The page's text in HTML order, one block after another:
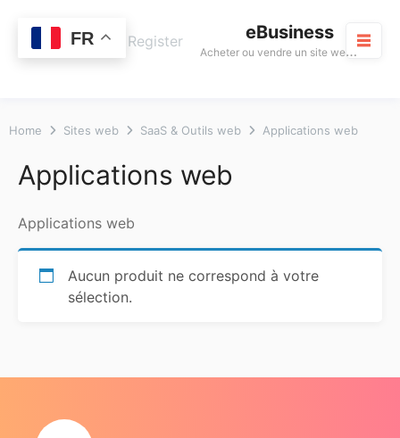
content
eBusiness
A
cheter ou vendre un site web rentable
CartLogin / Register
Home Sites web SaaS & Outils web Applications web
Applications web
Applications web
Aucun produit ne correspond à votre
sélection.
FR